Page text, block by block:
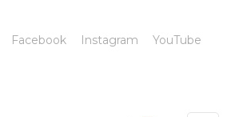
Facebook Instagram YouTube